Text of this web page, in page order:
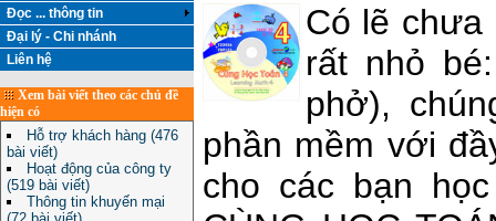
Đọc ... thông tin
Đại lý - Chi nhánh
Liên hệ
Xem bài viết theo các chủ đề
hiện có
Hỗ trợ khách hàng (476
bài viết)
Hoạt động của công ty
(519 bài viết)
Thông tin khuyến mại
Có lẽ chưa
rất nhỏ
phở),
phần mềm với
cho các bạn